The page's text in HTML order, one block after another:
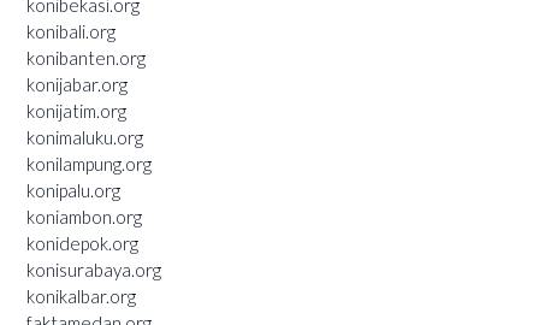
konibekasi.org
konibali.org
konibanten.org
konijabar.org
konijatim.org
konimaluku.org
konilampung.org
konipalu.org
koniambon.org
konidepok.org
konisurabaya.org
konikalbar.org